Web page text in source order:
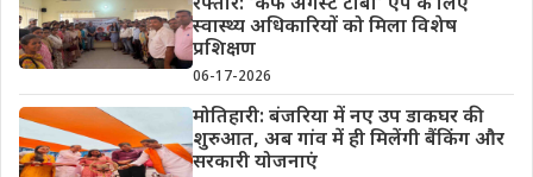
रफ्तार: ‘कफ अगेंस्ट टीबी’ ऐप के लिए
स्वास्थ्य अधिकारियों को मिला विशेष
प्रशिक्षण
06-17-2026
मोतिहारी: बंजरिया में नए उप डाकघर की
शुरुआत, अब गांव में ही मिलेंगी बैंकिंग और
सरकारी योजनाएं